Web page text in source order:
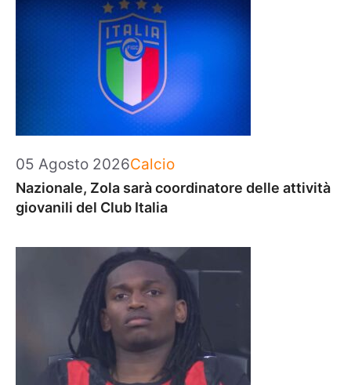
05 Agosto 2026Categorie
Calcio
Nazionale, Zola sarà coordinatore delle attività
giovanili del Club Italia